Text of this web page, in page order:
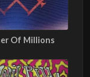
Of Millions